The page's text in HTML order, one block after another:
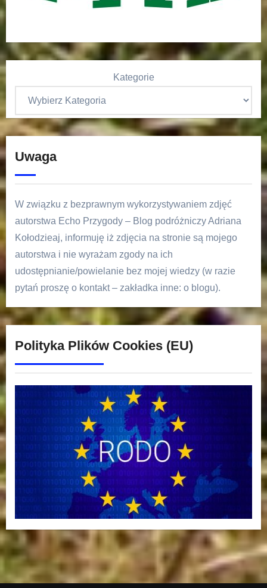
Kategorie
Uwaga
W związku z bezprawnym wykorzystywaniem zdjęć
autorstwa Echo Przygody – Blog podróżniczy Adriana
Kołodzieaj, informuję iż zdjęcia na stronie są mojego
autorstwa i nie wyrażam zgody na ich
udostępnianie/powielanie bez mojej wiedzy (w razie
pytań proszę o kontakt – zakładka inne: o blogu).
Polityka Plików Cookies (EU)